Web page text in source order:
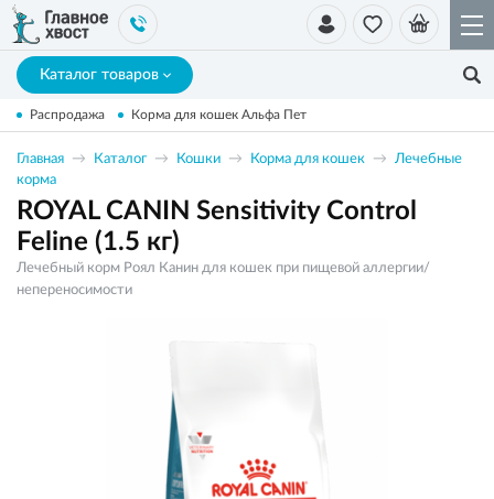
Каталог товаров
Распродажа Корма для кошек Альфа Пет
Главная Каталог Кошки Корма для кошек
Лечебные
корма
ROYAL CANIN Sensitivity Control
Feline (1.5 кг)
Лечебный корм Роял Канин для кошек при пищевой аллергии/
непереносимости